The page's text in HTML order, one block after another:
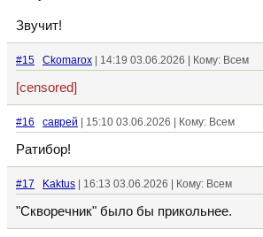
Звучит!
#15 Ckomarox | 14:19 03.06.2026 | Кому: Всем
[censored]
#16 саврей | 15:10 03.06.2026 | Кому: Всем
Ратибор!
#17 Kaktus | 16:13 03.06.2026 | Кому: Всем
"Скворечник" было бы прикольнее.